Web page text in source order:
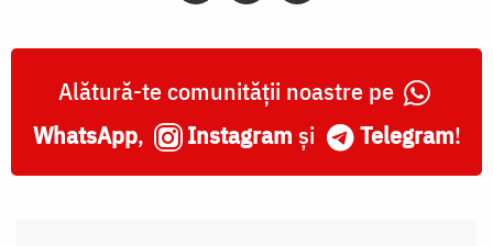
Alătură-te comunității noastre pe
WhatsApp, Instagram și Telegram!